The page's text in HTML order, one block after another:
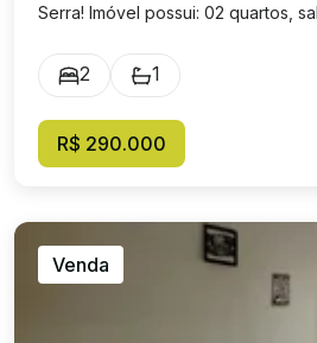
Serra! Imóvel possui: 02 quartos,
e garagem privativa, com 158,17
Excelente localização, próximo a
290.000,00
2 1
R$ 290.000
Venda